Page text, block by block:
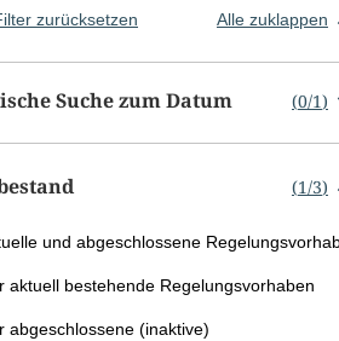
zurücksetzen Alle zuklappen
Suche zum Datum (0/1)
(1/3)
und abgeschlossene
aktuell bestehende Regelungsvorhaben
abgeschlossene (inaktive)